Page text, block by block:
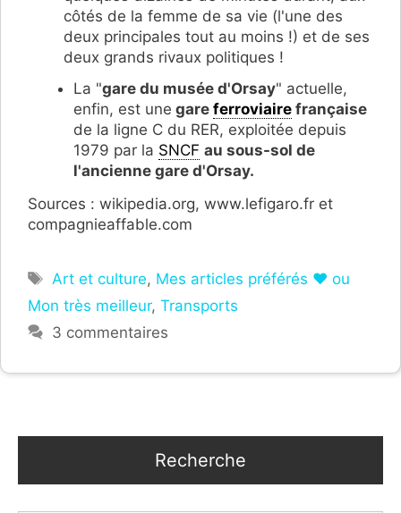
côtés de la femme de sa vie (l'une des
deux principales tout au moins !) et de ses
deux grands rivaux politiques !
La "gare du musée d'Orsay" actuelle,
enfin, est une gare ferroviaire française
de la ligne C du RER, exploitée depuis
1979 par la SNCF au sous-sol de
l'ancienne gare d'Orsay.
Sources : wikipedia.org, www.lefigaro.fr et
compagnieaffable.com
Étiquettes
Art et culture, Mes articles préférés ❤ ou
Mon très meilleur, Transports
3 commentaires
Recherche